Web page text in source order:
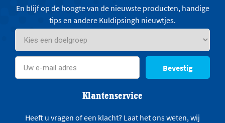
En blijf op de hoogte van de nieuwste producten, handige
tips en andere Kuldipsingh nieuwtjes.
Bevestig
Klantenservice
Heeft u vragen of een klacht? Laat het ons weten, wij